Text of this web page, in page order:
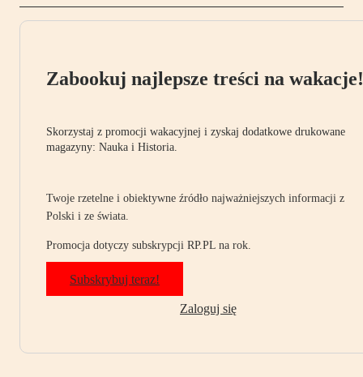
Zabookuj najlepsze treści na wakacje!
Skorzystaj z promocji wakacyjnej i zyskaj dodatkowe drukowane
magazyny: Nauka i Historia.
Twoje rzetelne i obiektywne źródło najważniejszych informacji z
Polski i ze świata.
Promocja dotyczy subskrypcji RP.PL na rok.
Subskrybuj teraz!
Zaloguj się